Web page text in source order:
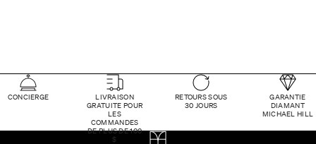
CONCIERGE
LIVRAISON
GRATUITE POUR
LES
COMMANDES
DE PLUS DE 100
$
RETOURS SOUS
30 JOURS
GARANTIE
DIAMANT
MICHAEL HILL